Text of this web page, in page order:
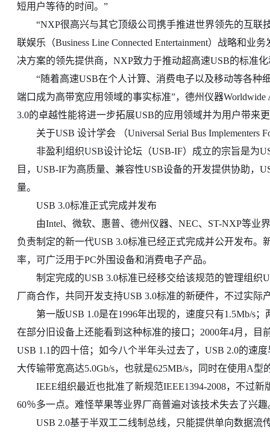
短用户等待的时间。”
“NXP很高兴与其它顶级公司携手推进世界领先的互联
联娱乐（Business Line Connected Entertainment）战略和业
决方案的领先提供商，NXP致力于推动超高速USB的标准化
“随着高速USB在个人计算、消费电子以及移动等各种
端口成为高带宽应用领域的事实标准”，德州仪器
3.0的卓越性能将进一步拓展USB的应用领域并为用户带来
关于USB 设计学会 （Universal Serial Bus Implementers
非盈利组织USB设计论坛（USB-IF）成立的宗旨是为
目，USB-IF为高质量、兼容性USB设备的开发提供协助，
量。
USB 3.0标准正式完成并发布
由Intel、微软、惠普、德州仪器、NEC、ST-NXP等业界
负责制定的新一代USB 3.0标准已经正式完成并公开发布
率，可广泛用于PC外围设备和消费电子产品。
制定完成的USB 3.0标准已经移交给该规范的管理组织
厂商合作，共同开发支持USB 3.0标准的新硬件，不过实际
第一版USB 1.0是在1996年出现的，速度只有1.5Mb/s；
在部分旧设备上还能看到这种标准的接口；2000年4月，目
USB 1.1的四十倍；如今八个半年头过去了，USB 2.0的速
大传输带宽高达5.0Gb/s，也就是625MB/s，同时在使用A型
IEEE组织最近也批准了新规范IEEE1394-2008，不过新
60％多一点。难怪苹果等业界厂商普遍对该技术失去了兴趣
USB 2.0基于半双工二线制总线，只能提供单向数据流